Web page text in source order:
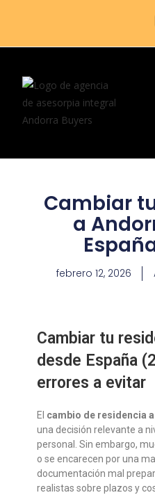
Cambiar
a
febrero 12, 2026
Cambiar tu
desde España
errores a evitar
El cambio de residencia
una decisión relevante a
personal. Sin embargo,
o se encarecen por una
documentación mal
realistas sobre plazos y